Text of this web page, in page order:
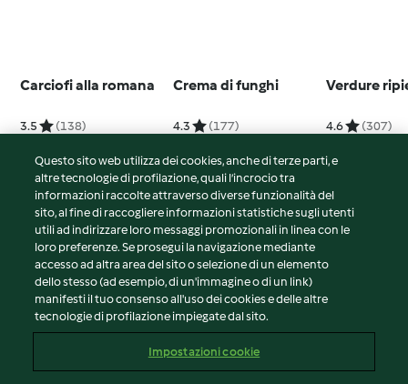
Carciofi alla romana
3.5 (138)
Crema di funghi
4.3 (177)
Verdure
4.6 (307)
© Copyright 2026
Termini del servizio
Informativa sulla privacy
Avvertenze generali
Note legali
Contenuto del rapporto
Questo sito web utilizza dei cookies, anche di terze parti, e
altre tecnologie di profilazione, quali l’incrocio tra
informazioni raccolte attraverso diverse funzionalità del
sito, al fine di raccogliere informazioni statistiche sugli utenti
utili ad indirizzare loro messaggi promozionali in linea con le
loro preferenze. Se prosegui la navigazione mediante
accesso ad altra area del sito o selezione di un elemento
dello stesso (ad esempio, di un'immagine o di un link)
manifesti il tuo consenso all'uso dei cookies e delle altre
tecnologie di profilazione impiegate dal sito.
Impostazioni cookie